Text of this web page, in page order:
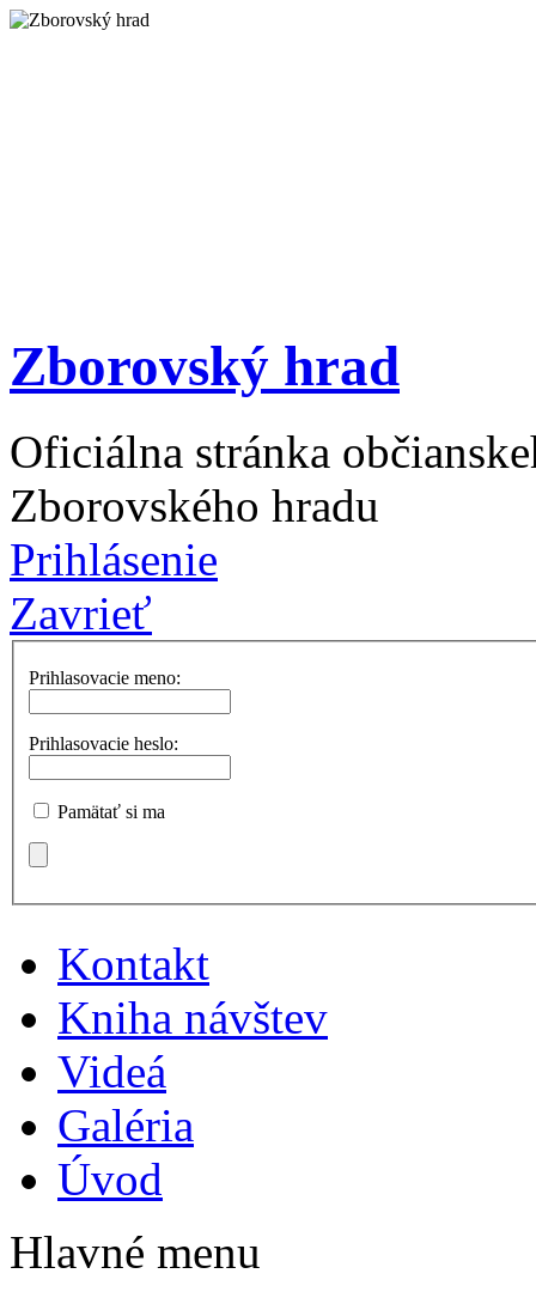
Zborovský hrad
Oficiálna stránka
Zborovského hradu
Prihlásenie
Zavrieť
Prihlasovacie meno:
Prihlasovacie heslo:
Pamätať si ma
Kontakt
Kniha návštev
Videá
Galéria
Úvod
Hlavné menu